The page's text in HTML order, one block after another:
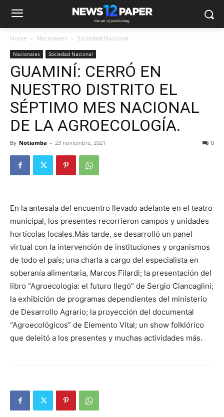
Home Nacionales Sociedad Nacional
Nacionales Sociedad Nacional
GUAMINÍ: CERRÓ EN
NUESTRO DISTRITO EL
SÉPTIMO MES NACIONAL
DE LA AGROECOLOGÍA.
By Notiamba - 23 noviembre, 2021 0
En la antesala del encuentro llevado adelante en el teatro
municipal, los presentes recorrieron campos y unidades
hortícolas locales.Más tarde, se desarrolló un panel
virtual con la intervención de instituciones y organismos
de todo el país; una charla a cargo del especialista en
soberanía alimentaria, Marcos Filardi; la presentación del
libro “Agroecología: el futuro llegó” de Sergio Ciancaglini;
la exhibición de programas dependientes del ministerio
de Desarrollo Agrario; la proyección del documental
“Agroecológicos” de Elemento Vital; un show folklórico
que deleitó a los presentes y muchas actividades más.